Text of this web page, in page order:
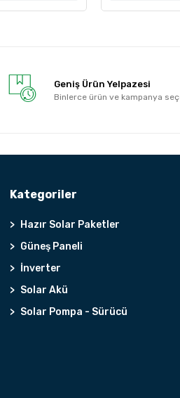
Geniş Ürün Yelpazesi
Binlerce ürün ve kampanya
Kategoriler
Hazır Solar Paketler
Güneş Paneli
İnverter
Solar Akü
Solar Pompa - Sürücü